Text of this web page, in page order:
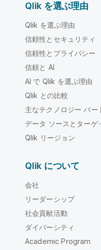
Qlik を選ぶ理由
Qlik を選ぶ理由
信頼性とセキュリティ
信頼性とプライバシー
信頼と AI
AI で Qlik を選ぶ理由
Qlik との比較
主なテクノロジー パー
データ ソースとターゲ
Qlik リージョン
Qlik について
会社
リーダーシップ
社会貢献活動
ダイバーシティ
Academic Program